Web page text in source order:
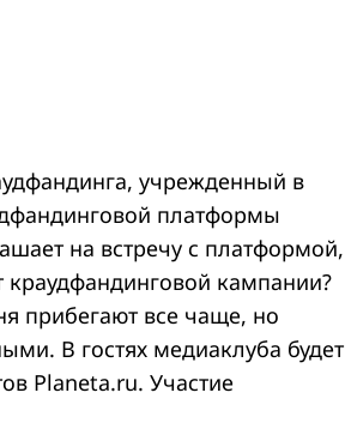
учрежденный в
платформы
на встречу с платформой,
кампании?
прибегают все чаще, но
В гостях медиаклуба будет
Planeta.ru. Участие